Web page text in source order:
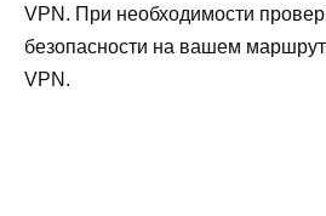
VPN. При необходимости
безопасности на вашем
VPN.